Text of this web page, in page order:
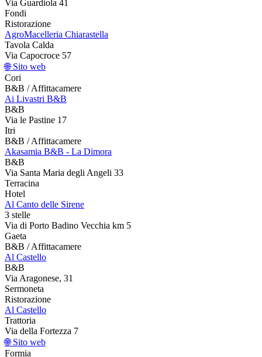
Via Guardiola 41
Fondi
Ristorazione
AgroMacelleria Chiarastella
Tavola Calda
Via Capocroce 57
🌐 Sito web
Cori
B&B / Affittacamere
Ai Livastri B&B
B&B
Via le Pastine 17
Itri
B&B / Affittacamere
Akasamia B&B - La Dimora
B&B
Via Santa Maria degli Angeli 33
Terracina
Hotel
Al Canto delle Sirene
3 stelle
Via di Porto Badino Vecchia km 5
Gaeta
B&B / Affittacamere
Al Castello
B&B
Via Aragonese, 31
Sermoneta
Ristorazione
Al Castello
Trattoria
Via della Fortezza 7
🌐 Sito web
Formia